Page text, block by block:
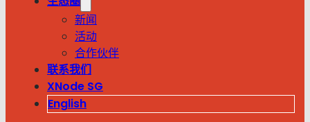
新闻
活动
合作伙伴
联系我们
XNode SG
English